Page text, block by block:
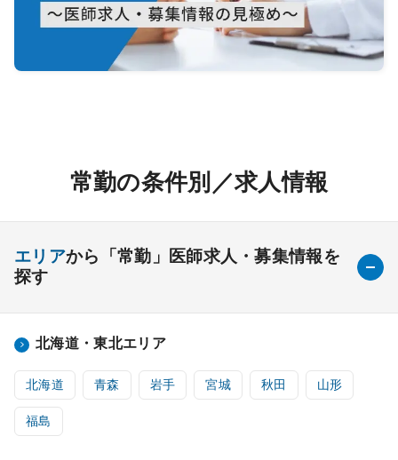
常勤の条件別／求人情報
エリアから「常勤」医師求人・募集情報を
探す
北海道・東北エリア
北海道 青森 岩手 宮城 秋田 山形
福島